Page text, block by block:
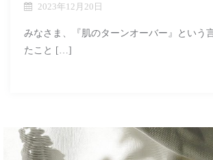
2023年12月20日
みなさま、『肌のターンオーバー』という
たこと […]